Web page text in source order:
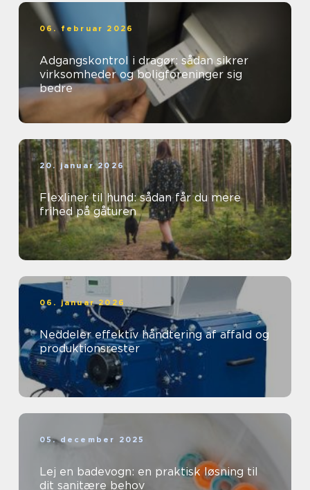
06. februar 2026
Adgangskontrol i dragør: sådan sikrer
virksomheder og boligforeninger sig
bedre
20. januar 2026
Flexliner til hund: sådan får du mere
frihed på gåturen
06. januar 2026
Neddeler effektiv håndtering af affald og
produktionsrester
05. december 2025
Lej en badevogn: en praktisk løsning til
dit sanitære behov